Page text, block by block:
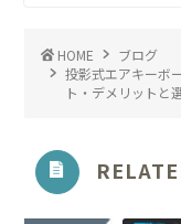
HOME
ブログ
投影式エアキーボ
ト・デメリットと